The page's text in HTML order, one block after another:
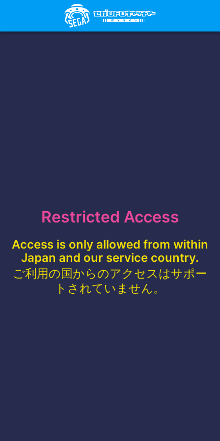
Restricted Access
Access is only allowed from within
Japan and our service country.
ご利用の国からのアクセスはサポー
トされていません。